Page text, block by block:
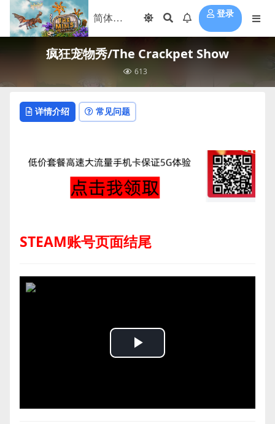
登录
疯狂宠物秀/The Crackpet Show
613
详情介绍 常见问题
STEAM账号页面结尾
Play